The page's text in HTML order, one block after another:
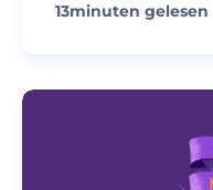
13minuten gelesen